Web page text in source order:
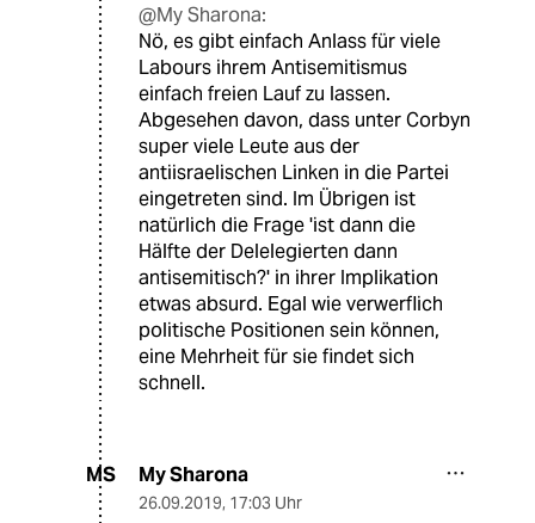
@My Sharona:
Nö, es gibt einfach Anlass für viele
Labours ihrem Antisemitismus
einfach freien Lauf zu lassen.
Abgesehen davon, dass unter Corbyn
super viele Leute aus der
antiisraelischen Linken in die Partei
eingetreten sind. Im Übrigen ist
natürlich die Frage 'ist dann die
Hälfte der Delelegierten dann
antisemitisch?' in ihrer Implikation
etwas absurd. Egal wie verwerflich
politische Positionen sein können,
eine Mehrheit für sie findet sich
schnell.
MS My Sharona
26.09.2019, 17:03 Uhr